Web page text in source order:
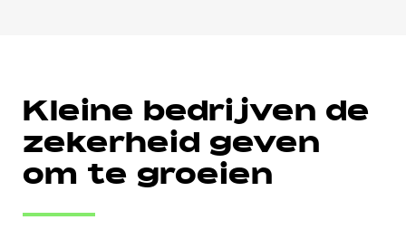
Kleine bedrijven de
zekerheid geven
om te groeien